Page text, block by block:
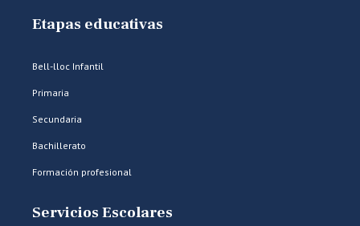
Etapas educativas
Bell-lloc Infantil
Primaria
Secundaria
Bachillerato
Formación profesional
Servicios Escolares